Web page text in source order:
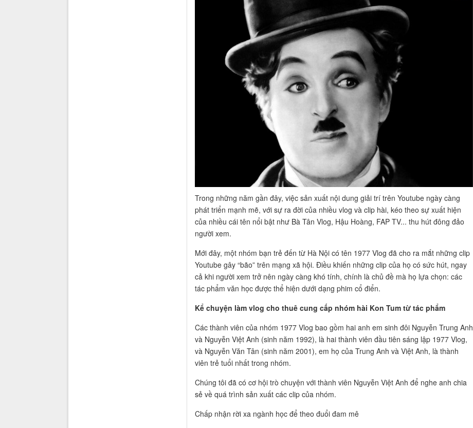
Trong những năm gần đây, việc sản xuất nội dung giải trí trên Youtube ngày càng
phát triển mạnh mẽ, với sự ra đời của nhiều vlog và clip hài, kéo theo sự xuất hiện
của nhiều cái tên nổi bật như Bà Tân Vlog, Hậu Hoàng, FAP TV... thu hút đông đảo
người xem.
Mới đây, một nhóm bạn trẻ đến từ Hà Nội có tên 1977 Vlog đã cho ra mắt những clip
Youtube gây “bão” trên mạng xã hội. Điều khiến những clip của họ có sức hút, ngay
cả khi người xem trở nên ngày càng khó tính, chính là chủ đề mà họ lựa chọn: các
tác phẩm văn học được thể hiện dưới dạng phim cổ điển.
Kể chuyện làm vlog cho thuê cung cấp nhóm hài Kon Tum từ tác phẩm
Các thành viên của nhóm 1977 Vlog bao gồm hai anh em sinh đôi Nguyễn Trung Anh
và Nguyễn Việt Anh (sinh năm 1992), là hai thành viên đầu tiên sáng lập 1977 Vlog,
và Nguyễn Văn Tân (sinh năm 2001), em họ của Trung Anh và Việt Anh, là thành
viên trẻ tuổi nhất trong nhóm.
Chúng tôi đã có cơ hội trò chuyện với thành viên Nguyễn Việt Anh để nghe anh chia
sẻ về quá trình sản xuất các clip của nhóm.
Chấp nhận rời xa ngành học để theo đuổi đam mê